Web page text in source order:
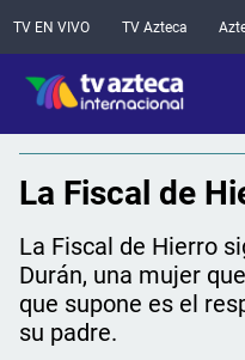
TV EN VIVO TV Azteca
La Fiscal de
La Fiscal de Hierro
Durán, una mujer
que supone es el
su padre.